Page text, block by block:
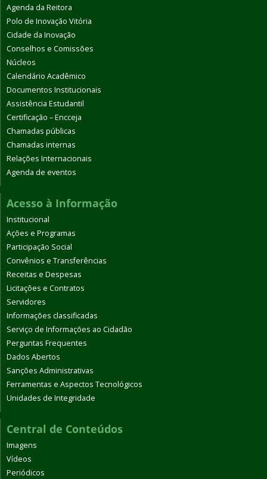
Agenda da Reitora
Polo de Inovação Vitória
Cidade da Inovação
Conselhos e Comissões
Núcleos
Calendário Acadêmico
Documentos Institucionais
Assistência Estudantil
Certificação – Encceja
Chamadas públicas
Chamadas internas
Relações Internacionais
Agenda de eventos
Acesso à Informação
Institucional
Ações e Programas
Participação Social
Convênios e Transferências
Receitas e Despesas
Licitações e Contratos
Servidores
Informações classificadas
Serviço de Informações ao Cidadão
Perguntas Frequentes
Dados Abertos
Sanções Administrativas
Ferramentas e Aspectos Tecnológicos
Unidades de Integridade
Central de Conteúdos
Imagens
Vídeos
Periódicos